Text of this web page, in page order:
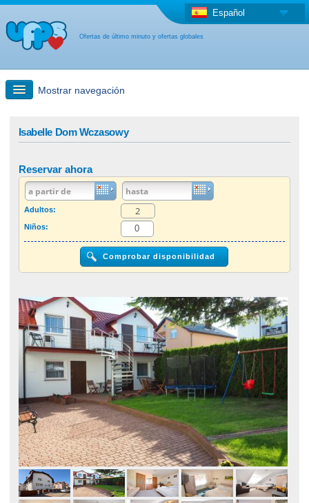
Ofertas de último minuto y ofertas globales
Español
Mostrar navegación
Oferta de última hora + Oferta global
otro país
Isabelle Dom Wczasowy
Reservar ahora
Adultos:
Niños: